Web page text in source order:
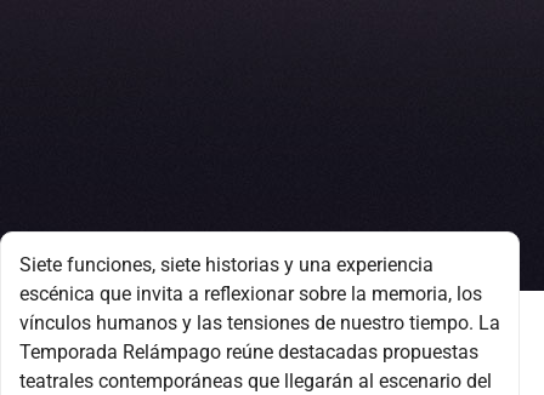
Siete funciones, siete historias y una experiencia
escénica que invita a reflexionar sobre la memoria, los
vínculos humanos y las tensiones de nuestro tiempo. La
Temporada Relámpago reúne destacadas propuestas
teatrales contemporáneas que llegarán al escenario del